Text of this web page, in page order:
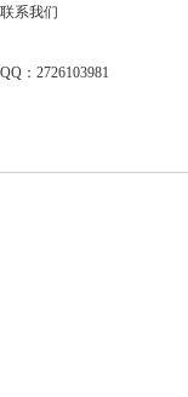
联系我们
QQ：2726103981